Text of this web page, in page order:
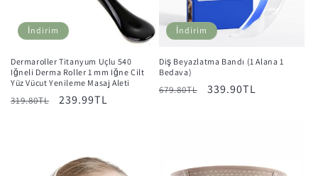
İndirim
Dermaroller Titanyum Uçlu 540
Iğneli Derma Roller 1 mm Iğne Cilt
Yüz Vücut Yenileme Masaj Aleti
Normal
319.80TL
İndirimli
239.99TL
İndirim
Diş Beyazlatma Bandı (1 Alana 1
Bedava)
Normal
679.80TL
İndirimli
339.90TL